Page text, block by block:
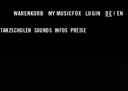
TANZSCHULEN SOUNDS INFOS PREISE
WARENKORB MY MUSICFOX LOGIN DE| EN